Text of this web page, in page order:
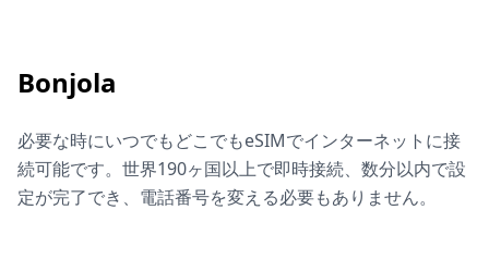
Bonjola
必要な時にいつでもどこでもeSIMでインターネットに接
続可能です。世界190ヶ国以上で即時接続、数分以内で設
定が完了でき、電話番号を変える必要もありません。